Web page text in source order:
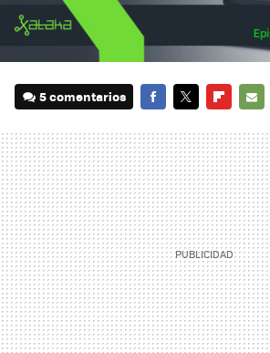
5 comentarios
MAIL